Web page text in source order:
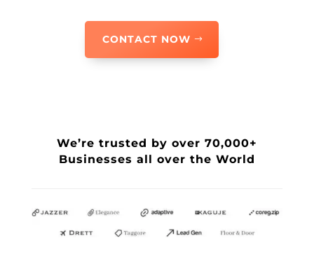
CONTACT NOW
We’re trusted by over 70,000+
Businesses all over the World